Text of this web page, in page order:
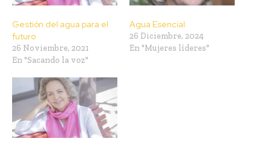
Gestión del agua para el
futuro
26 Noviembre, 2021
En "Sacando la voz"
Agua Esencial
26 Diciembre, 2024
En "Mujeres líderes"